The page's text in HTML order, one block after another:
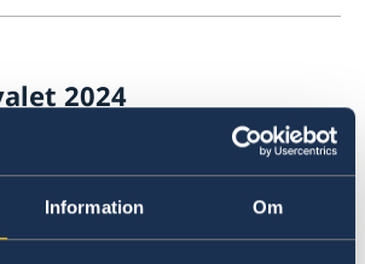
Information Om
2024
from 13 maj 2024